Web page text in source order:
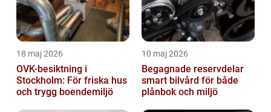
18 maj 2026
OVK-besiktning i
Stockholm: För friska hus
och trygg boendemiljö
10 maj 2026
Begagnade reservdelar
smart bilvård för både
plånbok och miljö